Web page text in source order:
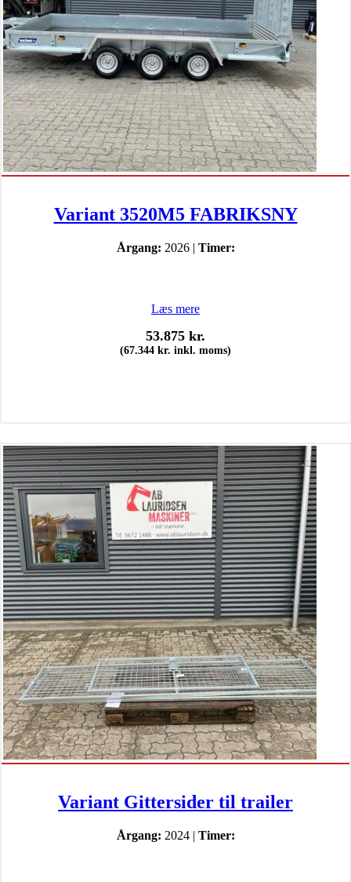
Variant 3520M5 FABRIKSNY
Årgang: 2026 | Timer:
Læs mere
53.875 kr.
(67.344 kr. inkl. moms)
Variant Gittersider til trailer
Årgang: 2024 | Timer: